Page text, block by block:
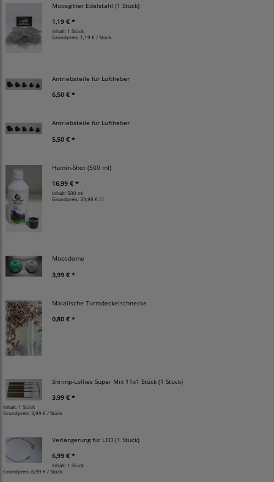
Moosgitter Edelstahl (1 Stück)
1,19 € *
Inhalt: 1 Stück
Grundpreis: 1,19 € / Stück
Antriebsteile für Luftheber
6,50 € *
Antriebsteile für Luftheber
5,50 € *
Humin-Shot (500 ml)
16,99 € *
Inhalt: 500 ml
Grundpreis:33,98 € / l
Moosdome
3,99 € *
Malaiische Turmdeckelschnecke
0,80 € *
Shrimp-Lollies Super Mix 11x1 Stück (1 Stück)
3,99 € *
Inhalt: 1 Stück
Grundpreis:3,99 € / Stück
Verlängerung für LED (1 Stück)
6,99 € *
Inhalt: 1 Stück
Grundpreis:6,99 € / Stück